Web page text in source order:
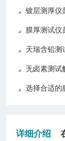
镀层测厚仪
膜厚测试仪
天瑞含铅测
无卤素测试
选择合适的
详细介绍